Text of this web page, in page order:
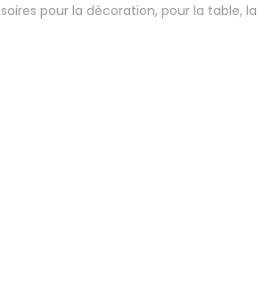
pour la décoration, pour la table, la